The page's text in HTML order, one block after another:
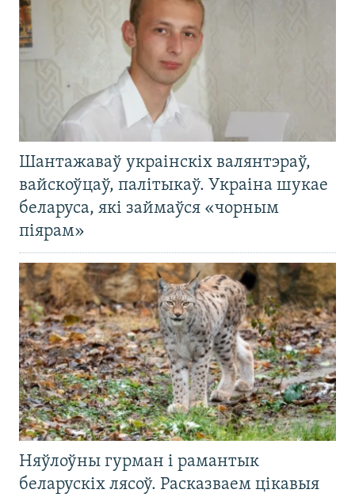
Шантажаваў украінскіх валянтэраў,
вайскоўцаў, палітыкаў. Украіна шукае
беларуса, які займаўся «чорным
піярам»
Няўлоўны гурман і рамантык
беларускіх лясоў. Расказваем цікавыя